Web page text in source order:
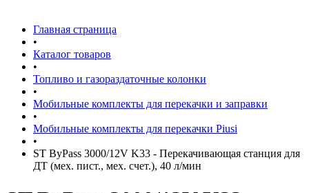
Главная страница
•
Каталог товаров
•
Топливо и газораздаточные колонки
•
Мобильные комплекты для перекачки и заправки
•
Мобильные комплекты для перекачки Piusi
•
ST ByPass 3000/12V K33 - Перекачивающая станция для
ДТ (мех. пист., мех. счет.), 40 л/мин